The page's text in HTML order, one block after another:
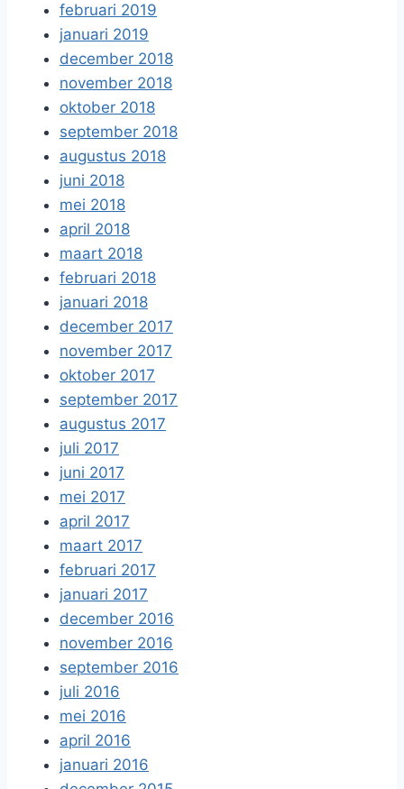
februari 2019
januari 2019
december 2018
november 2018
oktober 2018
september 2018
augustus 2018
juni 2018
mei 2018
april 2018
maart 2018
februari 2018
januari 2018
december 2017
november 2017
oktober 2017
september 2017
augustus 2017
juli 2017
juni 2017
mei 2017
april 2017
maart 2017
februari 2017
januari 2017
december 2016
november 2016
september 2016
juli 2016
mei 2016
april 2016
januari 2016